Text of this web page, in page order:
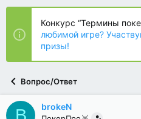
е
ы
ч
л
а
Конкурс “Термины
любимой игре?
призы!
Вопрос/Ответ
B brokeN